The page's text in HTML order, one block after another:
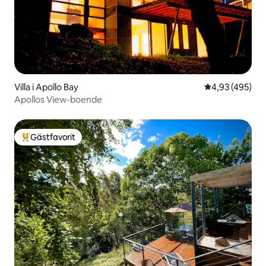
Villa i Apollo Bay 4,93 av 5 i
4,93 (495)
Apollos View-boende
Populär gästfavorit
Gästfavorit